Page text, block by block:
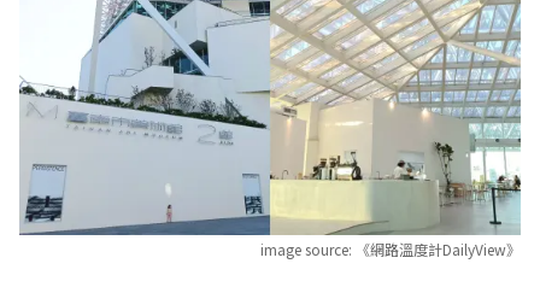
image source: 《網路溫度計DailyView》